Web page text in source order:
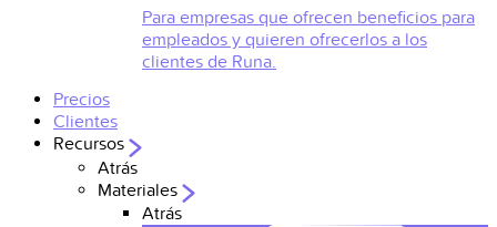
Para empresas que ofrecen beneficios para
empleados y quieren ofrecerlos a los
clientes de Runa.
Precios
Clientes
Recursos
Atrás
Materiales
Atrás